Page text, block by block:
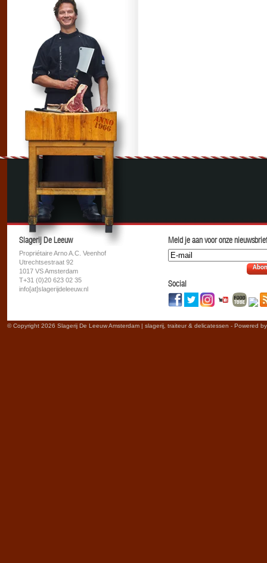
Slagerij De Leeuw
Propriétaire Arno A.C. Veenhof
Utrechtsestraat 92
1017 VS Amsterdam
T+31 (0)20 623 02 35
info[at]slagerijdeleeuw.nl
Meld je aan voor onze
Social
© Copyright 2026 Slagerij De Leeuw Amsterdam | slagerij, traiteur & delicatessen - Powered